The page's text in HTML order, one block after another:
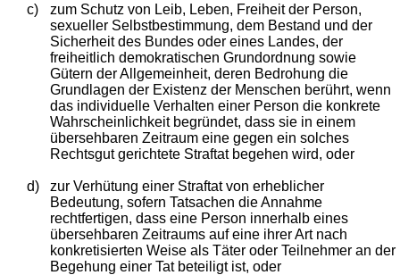
c)
zum Schutz von Leib, Leben, Freiheit der Person,
sexueller Selbstbestimmung, dem Bestand und der
Sicherheit des Bundes oder eines Landes, der
freiheitlich demokratischen Grundordnung sowie
Gütern der Allgemeinheit, deren Bedrohung die
Grundlagen der Existenz der Menschen berührt, wenn
das individuelle Verhalten einer Person die konkrete
Wahrscheinlichkeit begründet, dass sie in einem
übersehbaren Zeitraum eine gegen ein solches
Rechtsgut gerichtete Straftat begehen wird, oder
d)
zur Verhütung einer Straftat von erheblicher
Bedeutung, sofern Tatsachen die Annahme
rechtfertigen, dass eine Person innerhalb eines
übersehbaren Zeitraums auf eine ihrer Art nach
konkretisierten Weise als Täter oder Teilnehmer an der
Begehung einer Tat beteiligt ist, oder